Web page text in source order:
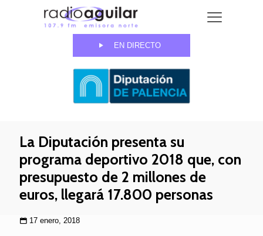
EN DIRECTO
La Diputación presenta su
programa deportivo 2018 que, con
presupuesto de 2 millones de
euros, llegará 17.800 personas
17 enero, 2018